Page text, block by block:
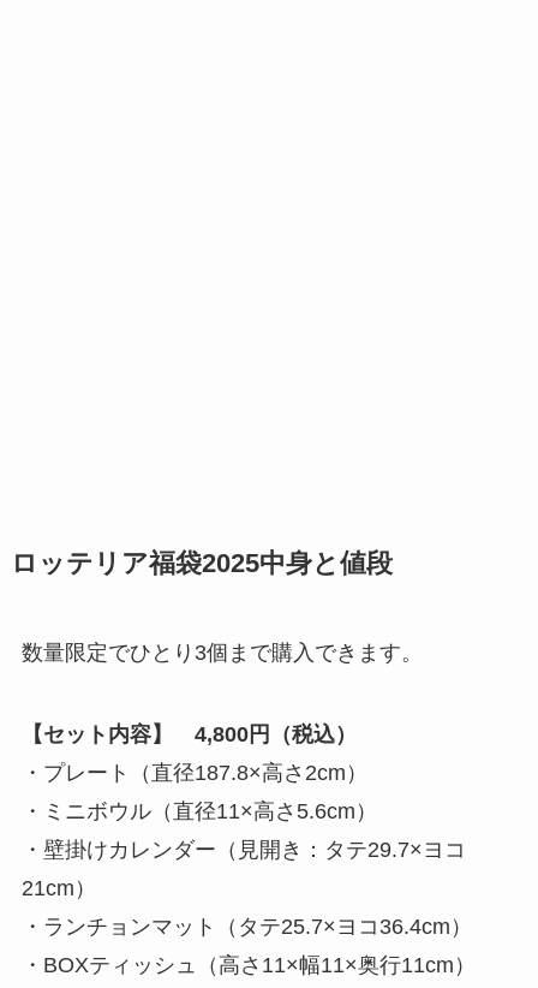
ロッテリア福袋2025中身と値段
数量限定でひとり3個まで購入できます。
【セット内容】
4,800円（税込）
・プレート（直径187.8×高さ2cm）
・ミニボウル（直径11×高さ5.6cm）
・壁掛けカレンダー（見開き：タテ29.7×ヨコ
21cm）
・ランチョンマット（タテ25.7×ヨコ36.4cm）
・BOXティッシュ（高さ11×幅11×奥行11cm）